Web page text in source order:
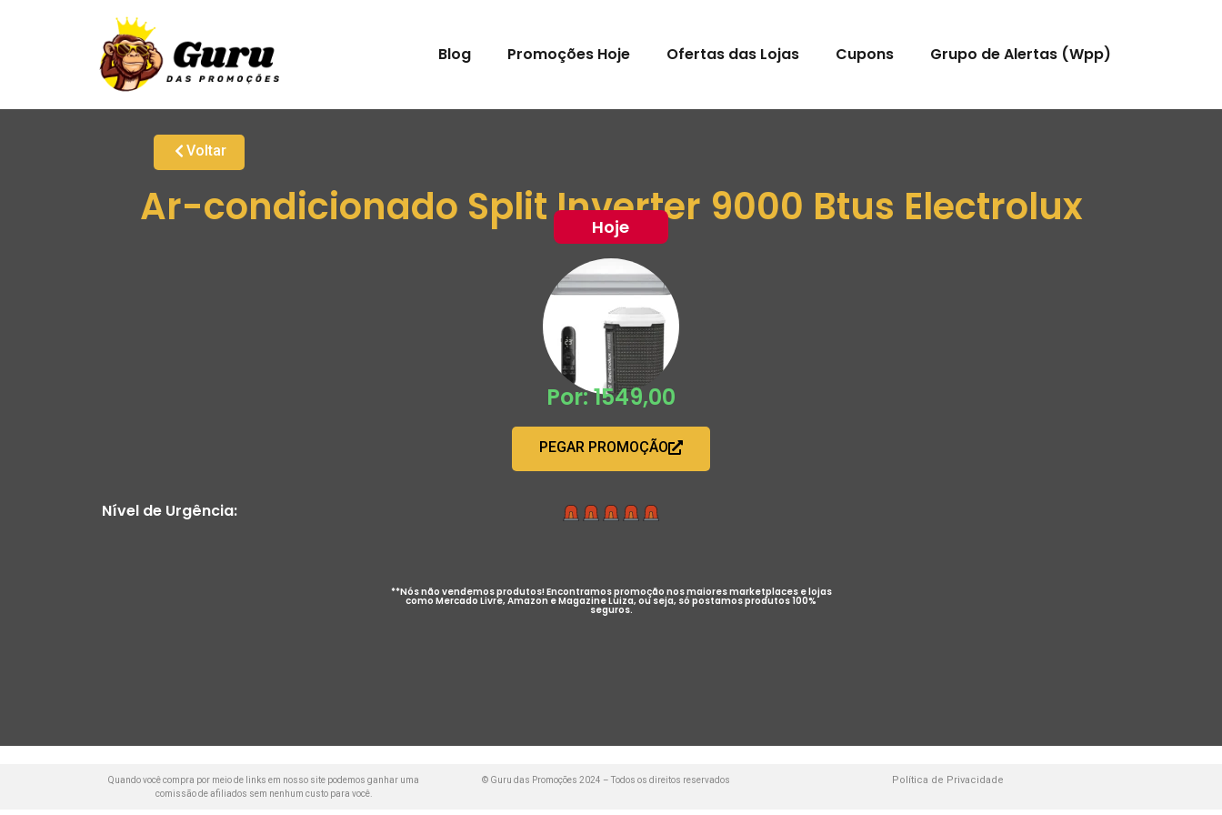
Blog Promoções Hoje Ofertas das Lojas Cupons Grupo de Alertas (Wpp)
Voltar
Ar-condicionado Split Inverter 9000 Btus Electrolux
Hoje
Por: 1549,00
PEGAR PROMOÇÃO
Nível de Urgência:
**Nós não vendemos produtos! Encontramos promoção nos maiores marketplaces e lojas
como Mercado Livre, Amazon e Magazine Luiza, ou seja, só postamos produtos 100%
seguros.
Quando você compra por meio de links em nosso site podemos ganhar uma
comissão de afiliados sem nenhum custo para você.
© Guru das Promoções 2024 – Todos os direitos reservados Política de Privacidade